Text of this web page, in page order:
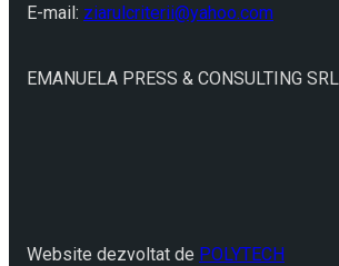
E-mail: ziarulcriterii@yahoo.com
EMANUELA PRESS & CONSULTING SRL
Website dezvoltat de POLYTECH